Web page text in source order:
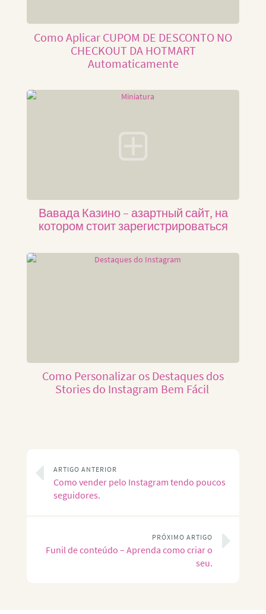
Como Aplicar CUPOM DE DESCONTO NO
CHECKOUT DA HOTMART
Automaticamente
Вавада Казино – азартный сайт, на
котором стоит зарегистрироваться
Como Personalizar os Destaques dos
Stories do Instagram Bem Fácil
ARTIGO ANTERIOR
Como vender pelo Instagram tendo poucos
seguidores.
PRÓXIMO ARTIGO
Funil de conteúdo – Aprenda como criar o
seu.